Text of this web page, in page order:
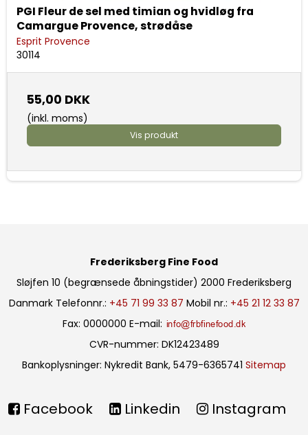
PGI Fleur de sel med timian og hvidløg fra
Camargue Provence, strødåse
Esprit Provence
30114
55,00 DKK
(inkl. moms)
Vis produkt
Frederiksberg Fine Food
Sløjfen 10 (begrænsede åbningstider) 2000 Frederiksberg
Danmark Telefonnr.: +45 71 99 33 87 Mobil nr.: +45 21 12 33 87
Fax: 0000000 E-mail:
CVR-nummer: DK12423489
Bankoplysninger: Nykredit Bank, 5479-6365741 Sitemap
Facebook Linkedin Instagram